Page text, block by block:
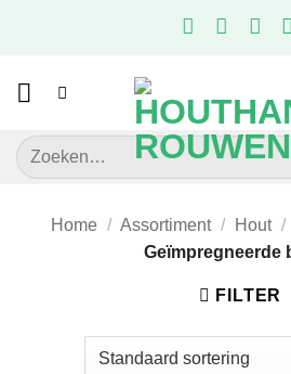
Zoeken
naar:
Home / Assortiment / Hout /
Geïmpregneerde
FILTER